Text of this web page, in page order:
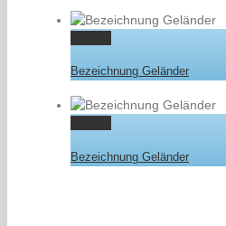
Bezeichnung Geländer
Bezeichnung Geländer